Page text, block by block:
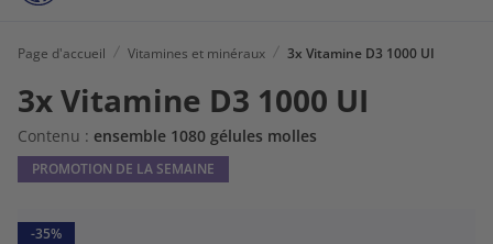
Page d'accueil Vitamines et minéraux 3x Vitamine D3 1000 UI
3x Vitamine D3 1000 UI
Contenu : ensemble 1080 gélules molles
PROMOTION DE LA SEMAINE
-35%